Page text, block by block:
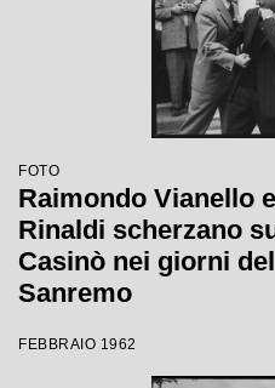
FOTO
Raimondo Vianello
Rinaldi scherzano
Casinò nei giorni
Sanremo
FEBBRAIO 1962